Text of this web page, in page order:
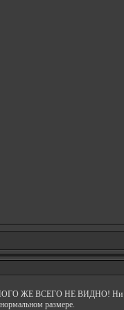
ЖЕ ВСЕГО НЕ ВИДНО! Ни
размере.